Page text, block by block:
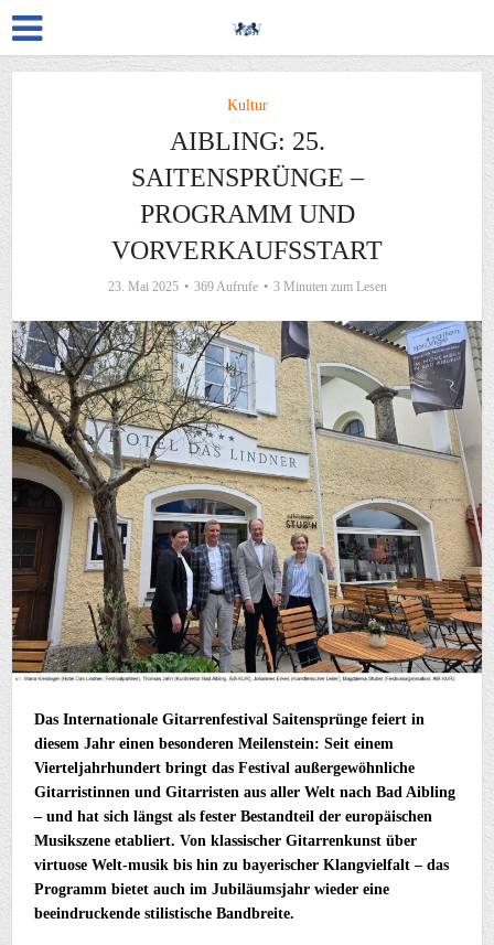
Kultur
AIBLING: 25.
SAITENSPRÜNGE –
PROGRAMM UND
VORVERKAUFSSTART
23. Mai 2025 369 Aufrufe 3 Minuten zum Lesen
Das Internationale Gitarrenfestival Saitensprünge feiert in
diesem Jahr einen besonderen Meilenstein: Seit einem
Vierteljahrhundert bringt das Festival außergewöhnliche
Gitarristinnen und Gitarristen aus aller Welt nach Bad Aibling
– und hat sich längst als fester Bestandteil der europäischen
Musikszene etabliert. Von klassischer Gitarrenkunst über
virtuose Welt-musik bis hin zu bayerischer Klangvielfalt – das
Programm bietet auch im Jubiläumsjahr wieder eine
beeindruckende stilistische Bandbreite.